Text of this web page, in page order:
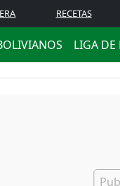
RECETAS
LIGA DE